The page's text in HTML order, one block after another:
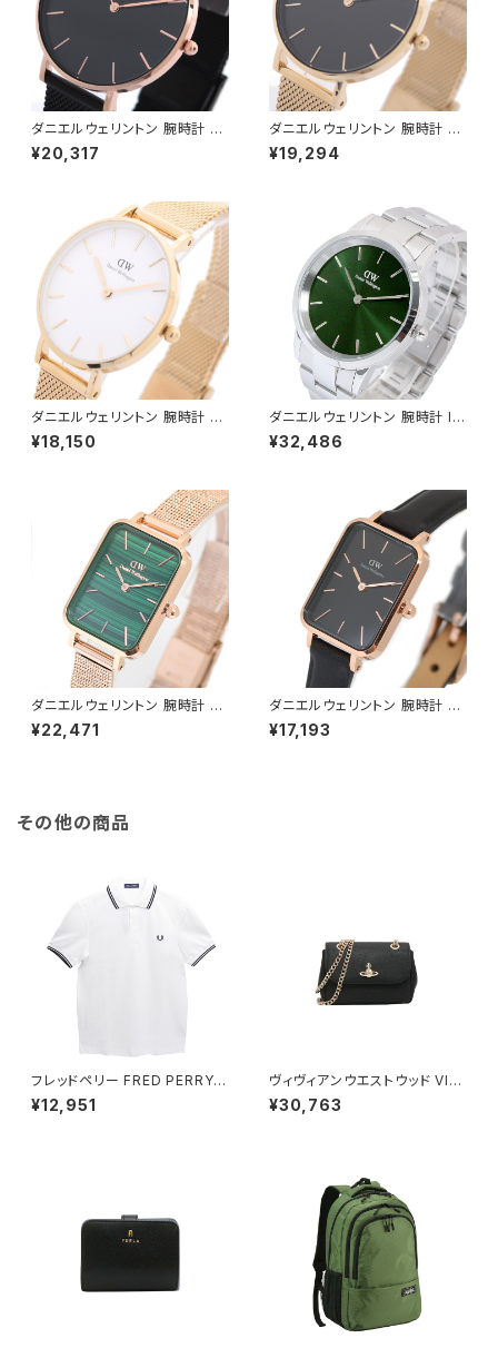
ダニエルウェリントン 腕時計 PE
TITE ASHFIELD 36 ブラック
DW00100307 レディース ブ
¥20,317
ダニエルウェリントン 腕時計 PE
TITE MESH 32 ブラック DW0
0100347 レディース ブラック
¥19,294
ダニエルウェリントン 腕時計 PE
TITE MESH 28 ホワイト DW
00100350 レディース ホワイ
¥18,150
ダニエルウェリントン 腕時計 IC
ONIC LINK EMERALD 40 シ
ルバー DW00100427 グリー
¥32,486
ダニエルウェリントン 腕時計 Q
UADRO PRESSED MELROS
E 20×26 DW00100437 クア
¥22,471
ダニエルウェリントン 腕時計 Q
UADRO PRESSED SHEFFIEL
D 20×26 ローズゴールド DW
¥17,193
その他の商品
フレッドペリー FRED PERRY T
he Fred Perry Shirt M3600
ポロシャツ M3600-200-WHI
¥12,951
ヴィヴィアンウエストウッド VIVI
ENNE WESTWOOD SMALL
PURSE CHAIN ショルダーバッ
¥30,763